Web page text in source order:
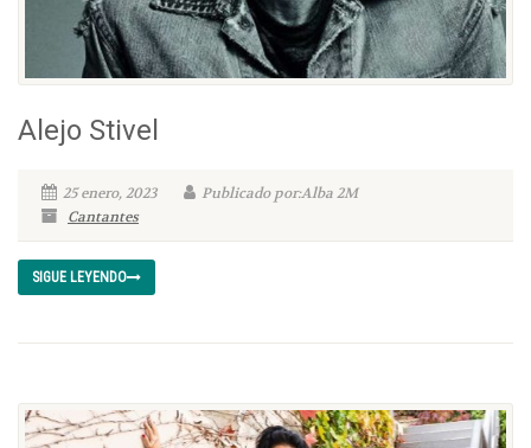
Alejo Stivel
25 enero, 2023
Publicado por:Alba 2M
Cantantes
SIGUE LEYENDO